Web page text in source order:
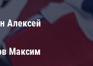
Алексей
Максим